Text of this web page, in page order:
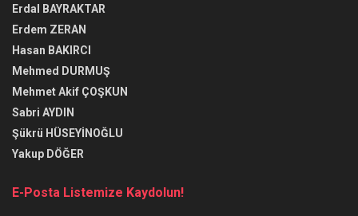
Erdal BAYRAKTAR
Erdem ZERAN
Hasan BAKIRCI
Mehmed DURMUŞ
Mehmet Akif ÇOŞKUN
Sabri AYDIN
Şükrü HÜSEYİNOĞLU
Yakup DÖĞER
E-Posta Listemize Kaydolun!